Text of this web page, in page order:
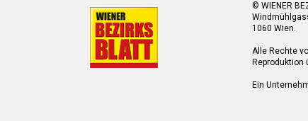
© WIENER
1060 Wien.
Alle Rechte
Ein